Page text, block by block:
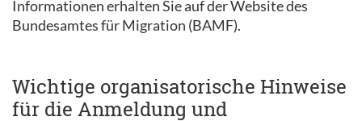
Informationen erhalten Sie auf der Website des
Bundesamtes für Migration (BAMF).
Wichtige organisatorische Hinweise
für die Anmeldung und